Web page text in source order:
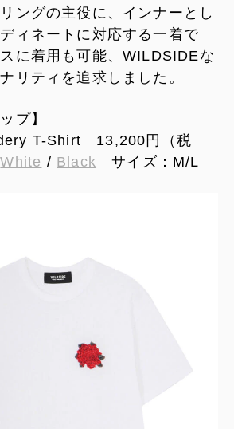
ングの主役に、インナーとし
ィネートに対応する一着で
に着用も可能、WILDSIDEな
リティを追求しました。
プ】
T-Shirt 13,200円（税
White / Black サイズ：M/L